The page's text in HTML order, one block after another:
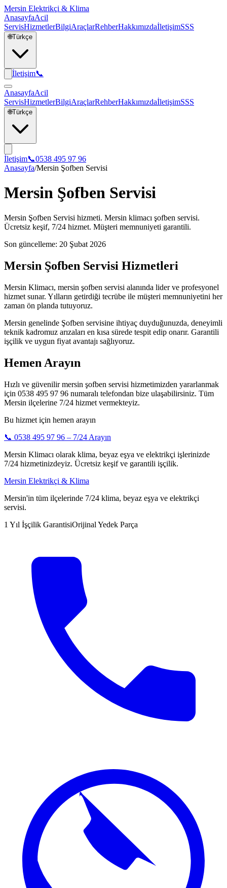
Mersin Elektrikçi & Klima
AnasayfaAcil
ServisHizmetlerBilgiAraçlarRehberHakkımızdaİletişimSSS
🌐Türkçe
İletişim📞
AnasayfaAcil
ServisHizmetlerBilgiAraçlarRehberHakkımızdaİletişimSSS
🌐Türkçe
İletişim📞0538 495 97 96
Anasayfa/Mersin Şofben Servisi
Mersin Şofben Servisi
Mersin Şofben Servisi hizmeti. Mersin klimacı şofben servisi.
Ücretsiz keşif, 7/24 hizmet. Müşteri memnuniyeti garantili.
Son güncelleme: 20 Şubat 2026
Mersin Şofben Servisi Hizmetleri
Mersin Klimacı, mersin şofben servisi alanında lider ve profesyonel
hizmet sunar. Yılların getirdiği tecrübe ile müşteri memnuniyetini her
zaman ön planda tutuyoruz.
Mersin genelinde Şofben servisine ihtiyaç duyduğunuzda, deneyimli
teknik kadromuz arızaları en kısa sürede tespit edip onarır. Garantili
işçilik ve uygun fiyat avantajı sağlıyoruz.
Hemen Arayın
Hızlı ve güvenilir mersin şofben servisi hizmetimizden yararlanmak
için 0538 495 97 96 numaralı telefondan bize ulaşabilirsiniz. Tüm
Mersin ilçelerine 7/24 hizmet vermekteyiz.
Bu hizmet için hemen arayın
📞 0538 495 97 96 – 7/24 Arayın
Mersin Klimacı olarak klima, beyaz eşya ve elektrikçi işlerinizde
7/24 hizmetinizdeyiz. Ücretsiz keşif ve garantili işçilik.
Mersin Elektrikçi & Klima
Mersin'in tüm ilçelerinde 7/24 klima, beyaz eşya ve elektrikçi
servisi.
1 Yıl İşçilik GarantisiOrijinal Yedek Parça